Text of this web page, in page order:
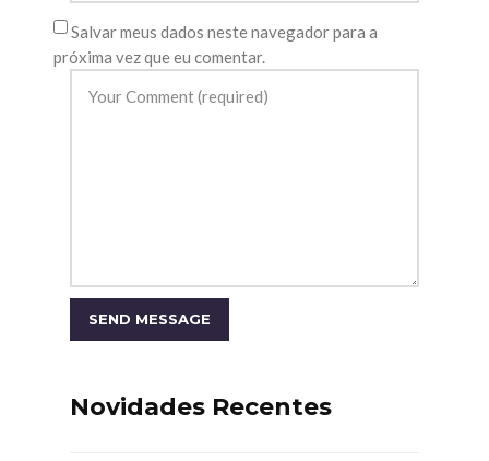
Salvar meus dados neste navegador para a
próxima vez que eu comentar.
Novidades Recentes